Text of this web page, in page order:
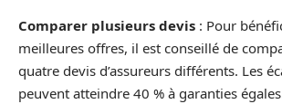
Comparer plusieurs devis : Pour
meilleures offres, il est conseillé de
quatre devis d’assureurs différents. Les
peuvent atteindre 40 % à garanties